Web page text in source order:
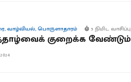
, வாழ்வியல்,பொருளாதாரம் 5 நிமிட வாசிப்பு
குறைக்க வேண்டும்